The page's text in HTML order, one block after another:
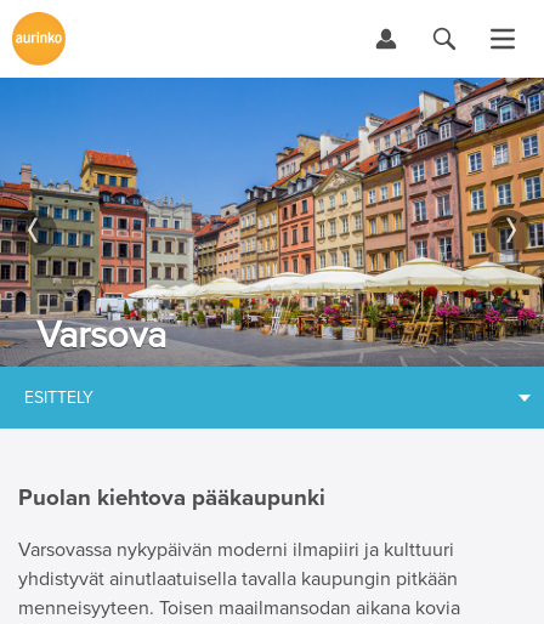
Varsova
ESITTELY
Puolan kiehtova pääkaupunki
Varsovassa nykypäivän moderni ilmapiiri ja kulttuuri
yhdistyvät ainutlaatuisella tavalla kaupungin pitkään
menneisyyteen. Toisen maailmansodan aikana kovia